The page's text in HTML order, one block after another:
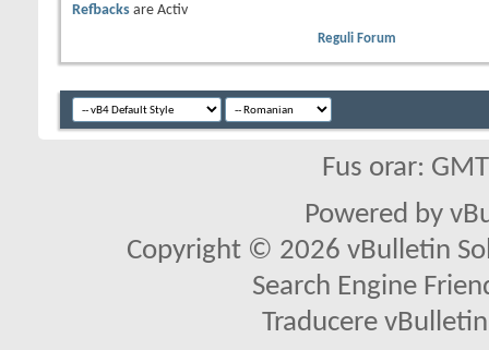
Refbacks are Activ
Reguli Forum
Fus orar:
Powered by
Copyright © 2026 vBulletin
Search Engine
Traducere